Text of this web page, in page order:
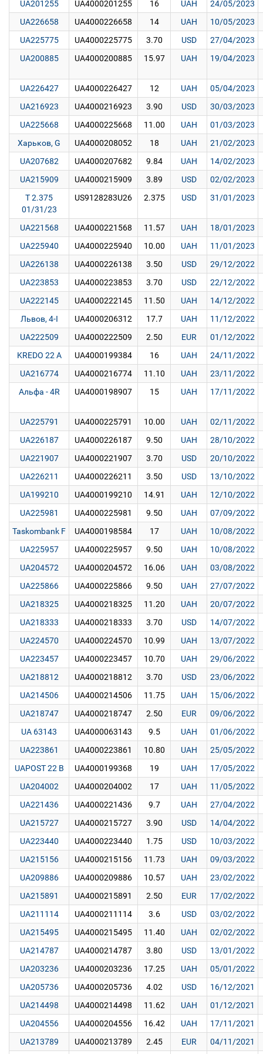
UA201255
UA4000201255 16 UAH
24/05/2023
UA226658
UA4000226658 14 UAH
10/05/2023
UA225775
UA4000225775 3.70 USD
27/04/2023
UA200885
UA4000200885 15.97 UAH 19/04/2023
UA226427 UA4000226427 12 UAH
05/04/2023
UA216923
UA4000216923 3.90 USD
30/03/2023
UA225668
UA4000225668 11.00 UAH
01/03/2023
Харьков, G
UA4000208052 18 UAH
21/02/2023
UA207682
UA4000207682 9.84 UAH
14/02/2023
UA215909
UA4000215909 3.89 USD
02/02/2023
T 2.375
01/31/23
US9128283U26 2.375 USD 31/01/2023
UA221568 UA4000221568 11.57 UAH
18/01/2023
UA225940
UA4000225940 10.00 UAH
11/01/2023
UA226138
UA4000226138 3.50 USD
29/12/2022
UA223853
UA4000223853 3.70 USD
22/12/2022
UA222145
UA4000222145 11.50 UAH
14/12/2022
Львов, 4-I
UA4000206312 17.7 UAH
11/12/2022
UA222509
UA4000222509 2.50 EUR
01/12/2022
KREDO 22 A
UA4000199384 16 UAH
24/11/2022
UA216774
UA4000216774 11.10 UAH
23/11/2022
Альфа - 4R
UA4000198907 15 UAH 17/11/2022
UA225791 UA4000225791 10.00 UAH
02/11/2022
UA226187
UA4000226187 9.50 UAH
28/10/2022
UA221907
UA4000221907 3.70 USD
20/10/2022
UA226211
UA4000226211 3.50 USD
13/10/2022
UA199210
UA4000199210 14.91 UAH
12/10/2022
UA225981
UA4000225981 9.50 UAH
07/09/2022
Taskombank F
UA4000198584 17 UAH
10/08/2022
UA225957
UA4000225957 9.50 UAH
10/08/2022
UA204572
UA4000204572 16.06 UAH
03/08/2022
UA225866
UA4000225866 9.50 UAH
27/07/2022
UA218325
UA4000218325 11.20 UAH
20/07/2022
UA218333
UA4000218333 3.70 USD
14/07/2022
UA224570
UA4000224570 10.99 UAH
13/07/2022
UA223457
UA4000223457 10.70 UAH
29/06/2022
UA218812
UA4000218812 3.70 USD
23/06/2022
UA214506
UA4000214506 11.75 UAH
15/06/2022
UA218747
UA4000218747 2.50 EUR
09/06/2022
UA 63143
UA4000063143 9.5 UAH
01/06/2022
UA223861
UA4000223861 10.80 UAH
25/05/2022
UAPOST 22 B
UA4000199368 19 UAH
17/05/2022
UA204002
UA4000204002 17 UAH
11/05/2022
UA221436
UA4000221436 9.7 UAH
27/04/2022
UA215727
UA4000215727 3.90 USD
14/04/2022
UA223440
UA4000223440 1.75 USD
10/03/2022
UA215156
UA4000215156 11.73 UAH
09/03/2022
UA209886
UA4000209886 10.57 UAH
23/02/2022
UA215891
UA4000215891 2.50 EUR
17/02/2022
UA211114
UA4000211114 3.6 USD
03/02/2022
UA215495
UA4000215495 11.40 UAH
02/02/2022
UA214787
UA4000214787 3.80 USD
13/01/2022
UA203236
UA4000203236 17.25 UAH
05/01/2022
UA205736
UA4000205736 4.02 USD
16/12/2021
UA214498
UA4000214498 11.62 UAH
01/12/2021
UA204556
UA4000204556 16.42 UAH
17/11/2021
UA213789
UA4000213789 2.45 EUR 04/11/2021